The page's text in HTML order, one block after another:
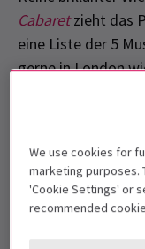
Cabaretzieht das
eine Liste der 5
gerne in London
We use cookies for
marketing purposes.
'Cookie Settings' or
recommended